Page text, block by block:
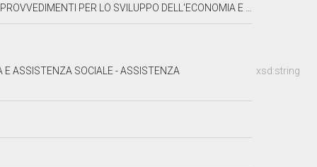
SVILUPPO DELL'ECONOMIA E L'INCREMENTO DELL'OCCUPAZIONE"
xsd:string
E ASSISTENZA SOCIALE - ASSISTENZA